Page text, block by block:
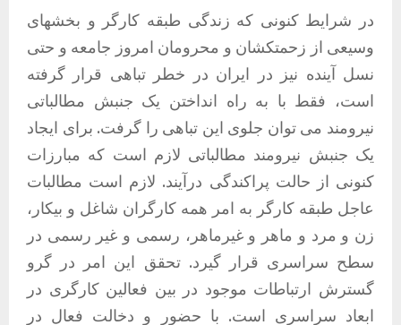
در شرایط کنونی که زندگی طبقه کارگر و بخشهای
وسیعی از زحمتکشان و محرومان امروز جامعه و حتی
نسل آینده نیز در ایران در خطر تباهی قرار گرفته
است، فقط با به راه انداختن یک جنبش مطالباتی
نیرومند می توان جلوی این تباهی را گرفت. برای ایجاد
یک جنبش نیرومند مطالباتی لازم است که مبارزات
کنونی از حالت پراکندگی درآیند. لازم است مطالبات
عاجل طبقه کارگر به امر همه کارگران شاغل و بیکار،
زن و مرد و ماهر و غیرماهر، رسمی و غیر رسمی در
سطح سراسری قرار گیرد. تحقق این امر در گرو
گسترش ارتباطات موجود در بین فعالین کارگری در
ابعاد سراسری است. با حضور و دخالت فعال در